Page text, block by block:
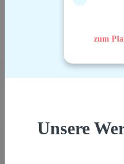
zum
Unsere